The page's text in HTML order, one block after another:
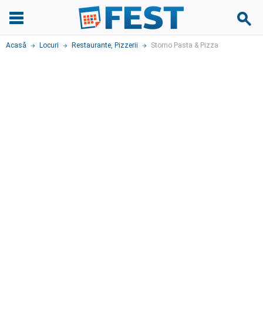
Acasă Locuri Restaurante, Pizzerii Storno Pasta & Pizza